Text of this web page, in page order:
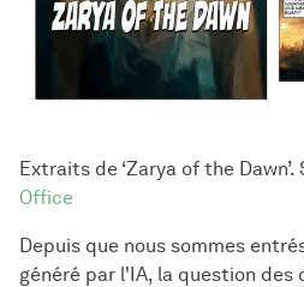
Extraits de ‘Zarya of the Dawn’.
Office
Depuis que nous sommes
généré par l'IA, la question